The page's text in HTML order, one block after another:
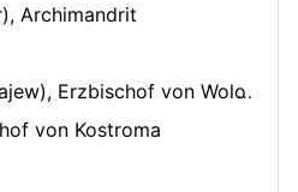
Archimandrit
von Wolokolamsk und Jurjew
von Kostroma